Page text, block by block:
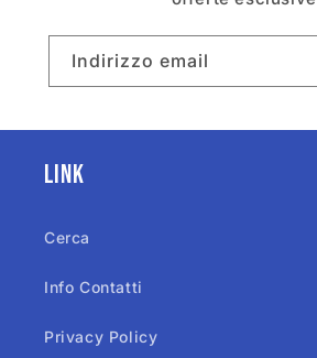
Indirizzo email
Link
Cerca
Info Contatti
Privacy Policy